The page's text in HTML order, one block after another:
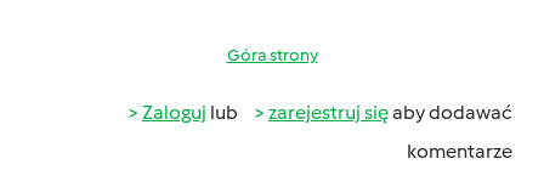
Góra strony
Zaloguj lub zarejestruj sięaby dodawać
komentarze